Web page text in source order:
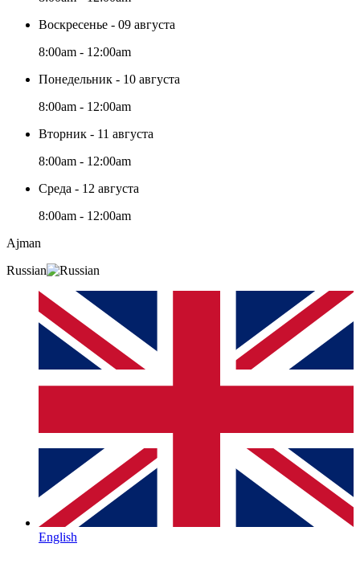
Воскресенье - 09 августа
8:00am - 12:00am
Понедельник - 10 августа
8:00am - 12:00am
Вторник - 11 августа
8:00am - 12:00am
Среда - 12 августа
8:00am - 12:00am
Ajman
Russian
English